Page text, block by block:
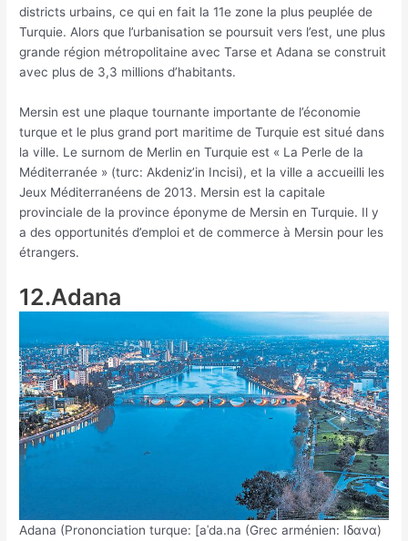
districts urbains, ce qui en fait la 11e zone la plus peuplée de
Turquie. Alors que l’urbanisation se poursuit vers l’est, une plus
grande région métropolitaine avec Tarse et Adana se construit
avec plus de 3,3 millions d’habitants.
Mersin est une plaque tournante importante de l’économie
turque et le plus grand port maritime de Turquie est situé dans
la ville. Le surnom de Merlin en Turquie est « La Perle de la
Méditerranée » (turc: Akdeniz’in Incisi), et la ville a accueilli les
Jeux Méditerranéens de 2013. Mersin est la capitale
provinciale de la province éponyme de Mersin en Turquie. Il y
a des opportunités d’emploi et de commerce à Mersin pour les
étrangers.
12.Adana
Adana (Prononciation turque: [aˈda.na (Grec arménien: Ιδανα)